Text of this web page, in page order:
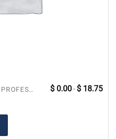
CURSO DE FORMACIÓN DE PROFESORES $ 0.00 - $ 18.75de